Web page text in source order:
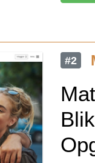
#2